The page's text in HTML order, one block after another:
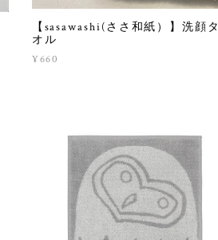
【sasawashi(ささ和紙）】洗顔タ
オル
¥660